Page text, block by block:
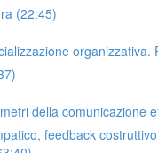
(22:45)
organizzativa.
della comunicazione
feedback